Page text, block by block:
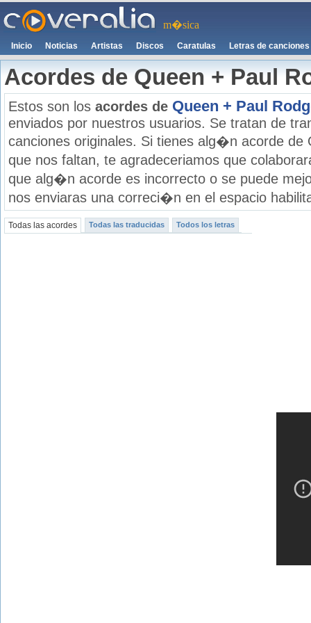
m�sica
Inicio Noticias Artistas Discos Caratulas Letras de canciones
Acordes de Queen + Paul
Estos son los acordes de Queen + Paul
enviados por nuestros usuarios. Se tratan de
canciones originales. Si tienes alg�n acorde de
que nos faltan, te agradeceriamos que
que alg�n acorde es incorrecto o se puede
nos enviaras una correci�n en el espacio
Todas las acordes Todas las traducidas Todos los letras